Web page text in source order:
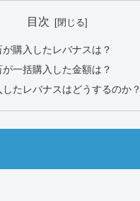
目次
が購入したレバナスは？
が一括購入した金額は？
したレバナスはどうするのか？